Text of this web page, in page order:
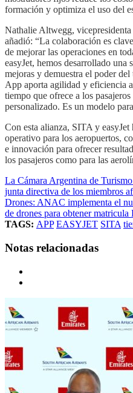
formación y optimiza el uso del
Nathalie Altwegg,
añadió: “La colaboración es
de mejorar las operaciones en
easyJet, hemos desarrollado una
mejoras y demuestra el poder
App aporta agilidad y eficiencia
tiempo que ofrece a los
personalizado. Es un modelo
Con esta alianza, SITA y
operativo para los aeropuertos,
e innovación para ofrecer
los pasajeros como para las
La Cámara Argentina de
junta directiva de los miembros
Drones: ANAC implementa el
de drones para obtener
TAGS: APP EASYJET SITA
Notas relacionadas